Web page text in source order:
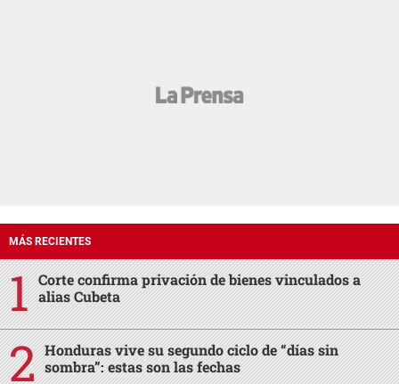
MÁS RECIENTES
Corte confirma privación de bienes vinculados a
alias Cubeta
Honduras vive su segundo ciclo de “días sin
sombra”: estas son las fechas